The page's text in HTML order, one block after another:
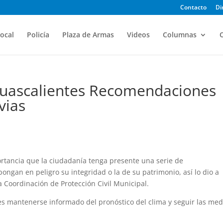
Contacto
Policía Plaza de Armas Videos Columnas
Recomendaciones
que la ciudadanía tenga presente una serie de
en peligro su integridad o la de su patrimonio, así lo dio a
Coordinación de Protección Civil Municipal.
mantenerse informado del pronóstico del clima y seguir las